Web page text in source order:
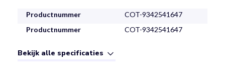
Productnummer
COT-9342541647
Productnummer
COT-9342541647
Bekijk alle specificaties